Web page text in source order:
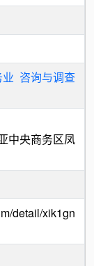
咨询与调查
中央商务区凤
detail/xik1gn